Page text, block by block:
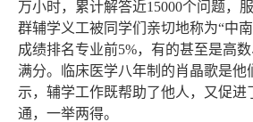
万小时，累计解答近15000个问题，
群辅学义工被同学们亲切地称为“中南
成绩排名专业前5%，有的甚至是高
满分。临床医学八年制的肖晶歌是他
示，辅学工作既帮助了他人，又促进
通，一举两得。